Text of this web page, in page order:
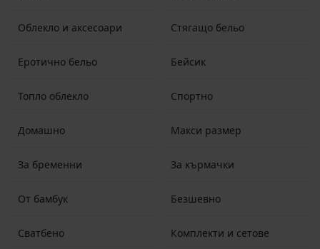
Облекло и аксесоари Стягащо бельо
Еротично бельо Бейсик
Топло облекло Спортно
Домашно Макси размер
За бременни За кърмачки
От бамбук Безшевно
Сватбено Комплекти и сетове